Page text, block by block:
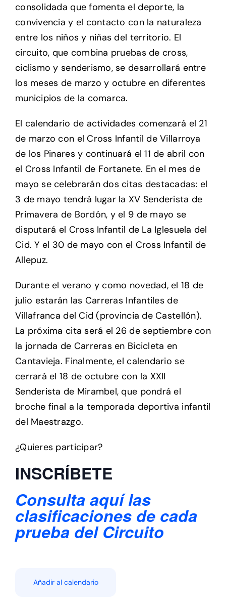
consolidada que fomenta el deporte, la
convivencia y el contacto con la naturaleza
entre los niños y niñas del territorio. El
circuito, que combina pruebas de cross,
ciclismo y senderismo, se desarrollará entre
los meses de marzo y octubre en diferentes
municipios de la comarca.
El calendario de actividades comenzará el 21
de marzo con el Cross Infantil de Villarroya
de los Pinares y continuará el 11 de abril con
el Cross Infantil de Fortanete. En el mes de
mayo se celebrarán dos citas destacadas: el
3 de mayo tendrá lugar la XV Senderista de
Primavera de Bordón, y el 9 de mayo se
disputará el Cross Infantil de La Iglesuela del
Cid. Y el 30 de mayo con el Cross Infantil de
Allepuz.
Durante el verano y como novedad, el 18 de
julio estarán las Carreras Infantiles de
Villafranca del Cid (provincia de Castellón).
La próxima cita será el 26 de septiembre con
la jornada de Carreras en Bicicleta en
Cantavieja. Finalmente, el calendario se
cerrará el 18 de octubre con la XXII
Senderista de Mirambel, que pondrá el
broche final a la temporada deportiva infantil
del Maestrazgo.
¿Quieres participar?
INSCRÍBETE
Consulta aquí las
clasificaciones de cada
prueba del Circuito
Añadir al calendario